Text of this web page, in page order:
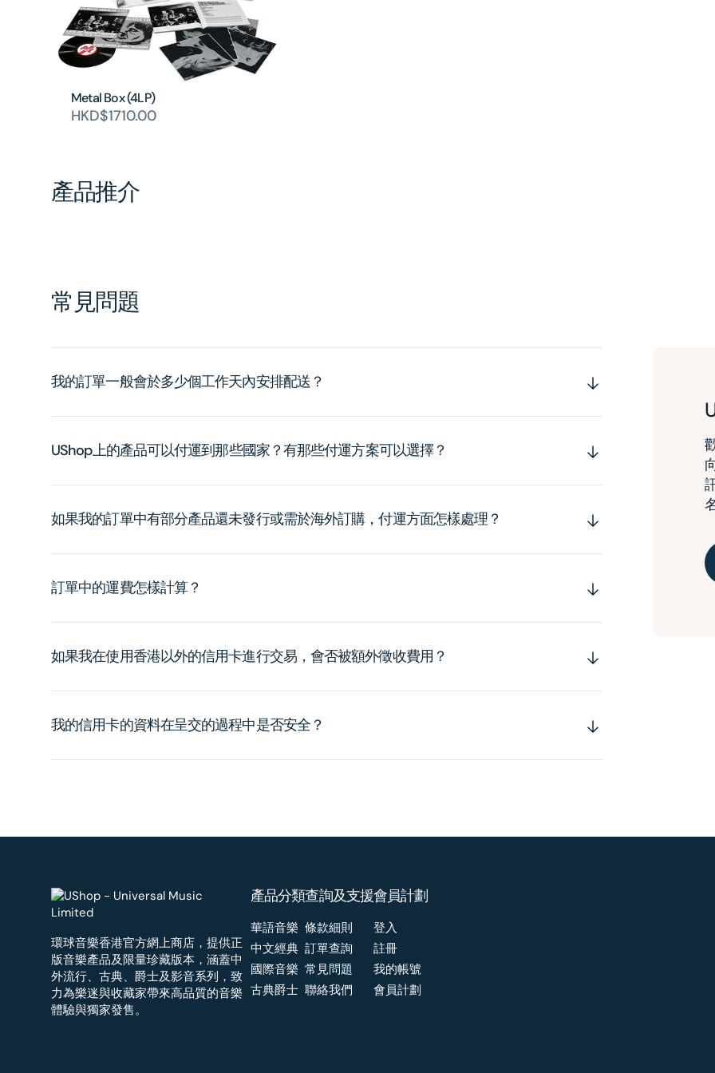
Metal Box (4LP)
HKD$1710.00
產品推介
常見問題
我的訂單一般會於多少個工作天內安排配送？
UShop上的產品可以付運到那些國家？有那些付運方案可以選擇？
如果我的訂單中有部分產品還未發行或需於海外訂購，付運方面怎樣處理？
訂單中的運費怎樣計算？
如果我在使用香港以外的信用卡進行交易，會否被額外徵收費用？
我的信用卡的資料在呈交的過程中是否安全？
環球音樂香港官方網上商店，提供正
版音樂產品及限量珍藏版本，涵蓋中
外流行、古典、爵士及影音系列，致
力為樂迷與收藏家帶來高品質的音樂
體驗與獨家發售。
產品分類
華語音樂
中文經典
國際音樂
古典爵士
查詢及支援
條款細則
訂單查詢
常見問題
聯絡我們
會員計劃
登入
註冊
我的帳號
會員計劃